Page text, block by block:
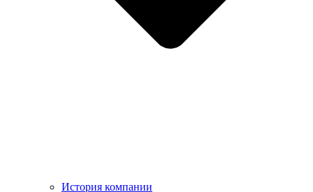
История компании